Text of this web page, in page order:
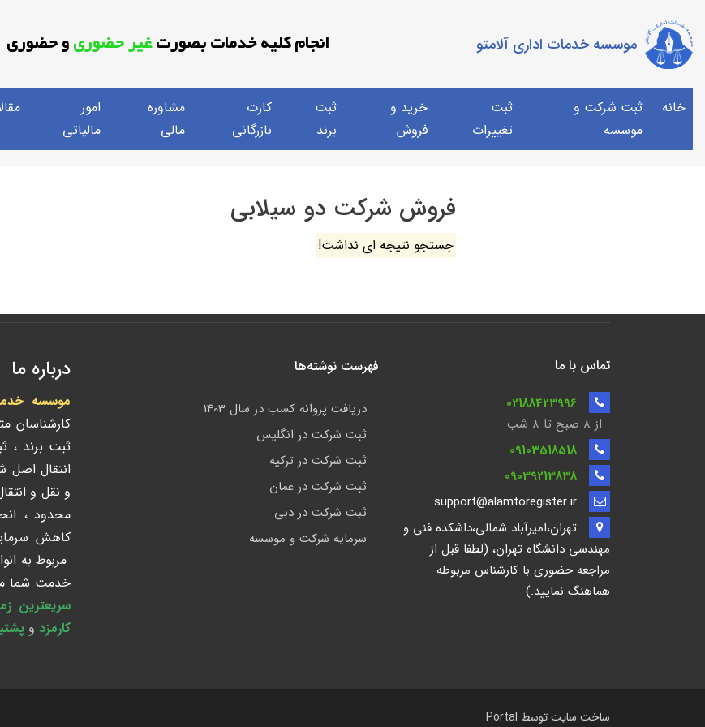
موسسه خدمات اداری آلامتو انجام کلیه خدمات بصورتغیر حضوریو حضوری
خانه
ثبت شرکت و
موسسه
ثبت
تغییرات
خرید و
فروش
ثبت
برند
کارت
بازرگانی
مشاوره
مالی
امور
مالیاتی
فروش شرکت دو سیلابی
جستجو نتیجه ای نداشت!
تماس با ما
02188423996
از 8 صبح تا ۸ شب
09103518518
09039213838
support@alamtoregister.ir
تهران،امیرآباد شمالی،داشکده فنی و
مهندسی دانشگاه تهران، (لطفا قبل از
مراجعه حضوری با کارشناس مربوطه
هماهنگ نمایید.)
فهرست نوشته‌ها
دریافت پروانه کسب در سال 1403
ثبت شرکت در انگلیس
ثبت شرکت در ترکیه
ثبت شرکت در عمان
ثبت شرکت در دبی
سرمایه شرکت و موسسه
درباره ما
موسسه
ثبت برند ،
انتقال
و نقل و
محدود ،
کاهش
مربوط به
خدمت شما
سریعترین
کارمزد و
ساخت سایت توسط Portal